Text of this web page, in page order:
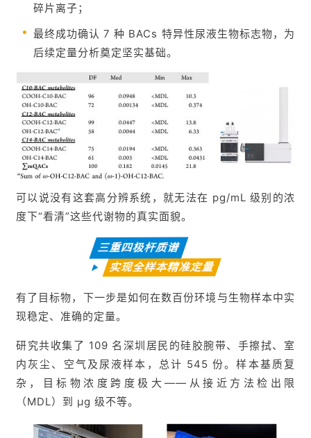
碎片离子；
最终成功确认 7 种 BACs 特异性尿液生物标志物，为
后续定量分析奠定坚实基础。
可以说没有这套高分辨系统，就无法在 pg/mL 级别的浓
度下“看清”这些代谢物的真实面貌。
三重四极杆质谱
实现全样本精准定量
有了目标物，下一步是如何在数百份环境与生物样本中实
现稳定、准确的定量。
研究共收集了 109 名深圳居民的硅胶腕带、手擦拭、室
内灰尘、空气及尿液样本，总计 545 份。样本基质复
杂，目标物浓度跨度极大——从接近方法检出限
（MDL）到 μg 级不等。